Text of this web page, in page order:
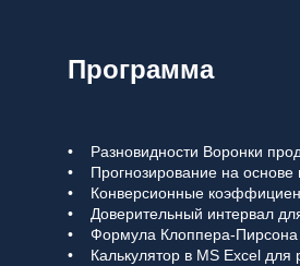
Программа
• Разновидности Воронки
• Прогнозирование на основе
• Конверсионные
• Доверительный интервал
• Формула Клоппера-Пирсона
• Калькулятор в MS Excel для